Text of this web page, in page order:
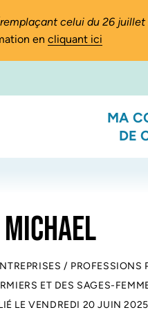
celui du 26 juillet
en cliquant ici
MA
DE
/ PROFESSIONS
ET DES SAGES-
LEVENDREDI 20 JUIN 2025